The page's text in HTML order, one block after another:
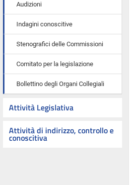
Audizioni
Indagini conoscitive
Stenografici delle Commissioni
Comitato per la legislazione
Bollettino degli Organi Collegiali
Attività Legislativa
Attività di indirizzo, controllo e
conoscitiva